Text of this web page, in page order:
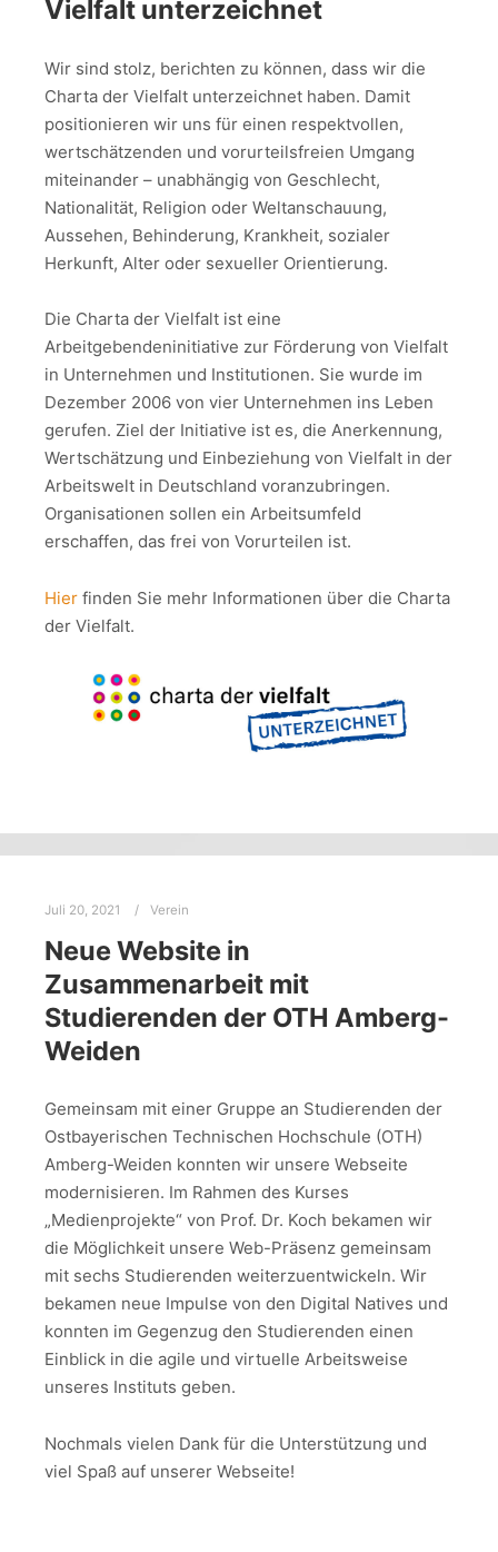
Vielfalt unterzeichnet
Wir sind stolz, berichten zu können, dass wir die
Charta der Vielfalt unterzeichnet haben. Damit
positionieren wir uns für einen respektvollen,
wertschätzenden und vorurteilsfreien Umgang
miteinander – unabhängig von Geschlecht,
Nationalität, Religion oder Weltanschauung,
Aussehen, Behinderung, Krankheit, sozialer
Herkunft, Alter oder sexueller Orientierung.
Die Charta der Vielfalt ist eine
Arbeitgebendeninitiative zur Förderung von Vielfalt
in Unternehmen und Institutionen. Sie wurde im
Dezember 2006 von vier Unternehmen ins Leben
gerufen. Ziel der Initiative ist es, die Anerkennung,
Wertschätzung und Einbeziehung von Vielfalt in der
Arbeitswelt in Deutschland voranzubringen.
Organisationen sollen ein Arbeitsumfeld
erschaffen, das frei von Vorurteilen ist.
Hier finden Sie mehr Informationen über die Charta
der Vielfalt.
Juli 20, 2021 Verein
Neue Website in
Zusammenarbeit mit
Studierenden der OTH Amberg-
Weiden
Gemeinsam mit einer Gruppe an Studierenden der
Ostbayerischen Technischen Hochschule (OTH)
Amberg-Weiden konnten wir unsere Webseite
modernisieren. Im Rahmen des Kurses
„Medienprojekte“ von Prof. Dr. Koch bekamen wir
die Möglichkeit unsere Web-Präsenz gemeinsam
mit sechs Studierenden weiterzuentwickeln. Wir
bekamen neue Impulse von den Digital Natives und
konnten im Gegenzug den Studierenden einen
Einblick in die agile und virtuelle Arbeitsweise
unseres Instituts geben.
Nochmals vielen Dank für die Unterstützung und
viel Spaß auf unserer Webseite!